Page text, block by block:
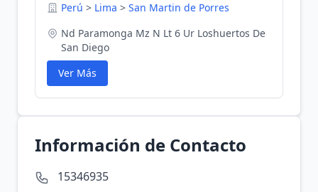
Perú > Lima > San Martin de Porres
Nd Paramonga Mz N Lt 6 Ur Loshuertos De
San Diego
Ver Más
Información de Contacto
15346935